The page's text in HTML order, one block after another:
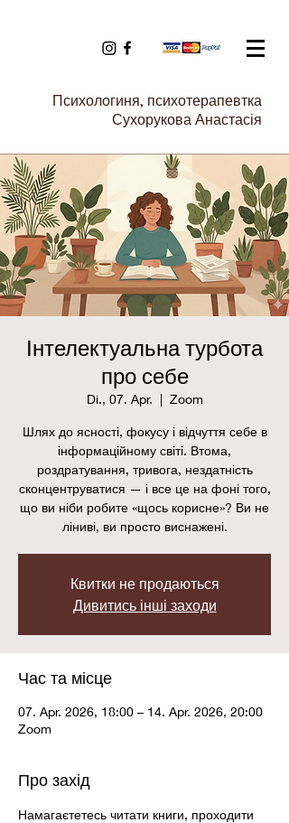
Психологиня, психотерапевтка
Сухорукова Анастасія
Інтелектуальна турбота
про себе
Di., 07. Apr.
  |
Zoom
Шлях до ясності, фокусу і відчуття себе в
інформаційному світі. Втома,
роздратування, тривога, нездатність
сконцентруватися — і все це на фоні того,
що ви ніби робите «щось корисне»? Ви не
ліниві, ви просто виснажені.
Квитки не продаються
Дивитись інші заходи
Час та місце
07. Apr. 2026, 18:00 – 14. Apr. 2026, 20:00
Zoom
Про захід
Намагаєтетесь читати книги, проходити